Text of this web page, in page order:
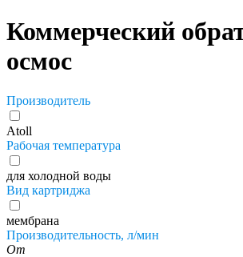
Коммерческий
осмос
Производитель
Atoll
Рабочая температура
для холодной воды
Вид картриджа
мембрана
Производительность, л/мин
От